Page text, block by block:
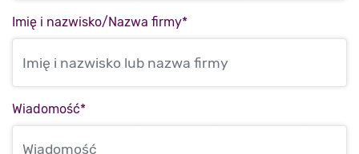
Imię i nazwisko/Nazwa firmy*
Wiadomość*